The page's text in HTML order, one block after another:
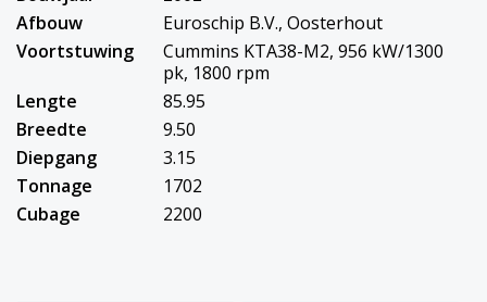
Afbouw
Euroschip B.V., Oosterhout
Voortstuwing
Cummins KTA38-M2, 956 kW/1300
pk, 1800 rpm
Lengte
85.95
Breedte
9.50
Diepgang
3.15
Tonnage
1702
Cubage
2200